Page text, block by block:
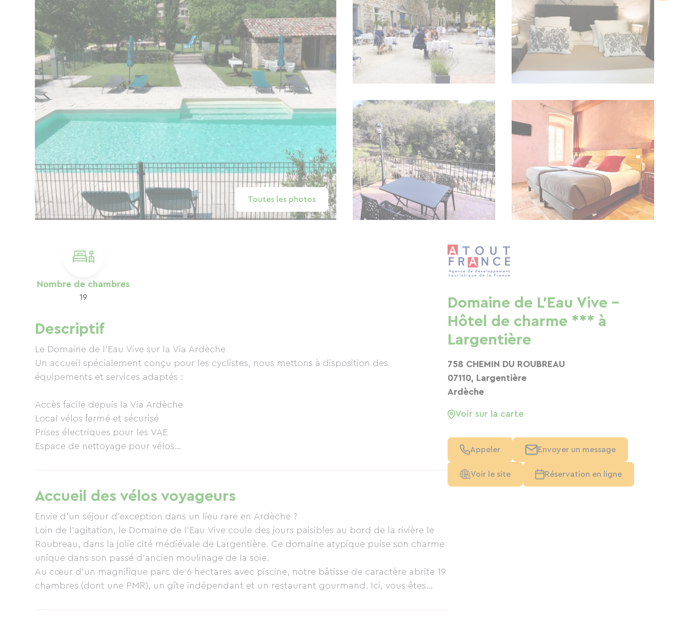
Toutes les photos
Nombre de chambres
19
Descriptif
Le Domaine de l’Eau Vive sur la Via Ardèche
Un accueil spécialement conçu pour les cyclistes, nous mettons à disposition des
équipements et services adaptés :
Accès facile depuis la Via Ardèche
Local vélos fermé et sécurisé
Prises électriques pour les VAE
Espace de nettoyage pour vélos
Location de vélos électriques (VAE) sur place
Notre équipe est disponible pour vous orienter aux parcours adaptés à votre niveau
Des chambres confortables pour une récupération optimale et des nuits réellement
réparatrices.
Vous entendrez le son mélodieux et doux de la rivière, très appréciée pour sa fraîcheur
Accueil des vélos voyageurs
Envie d'un séjour d'exception dans un lieu rare en Ardèche ?
Loin de l’agitation, le Domaine de l’Eau Vive coule des jours paisibles au bord de la rivière le
Roubreau, dans la jolie cité médiévale de Largentière. Ce domaine atypique puise son charme
unique dans son passé d’ancien moulinage de la soie.
Au cœur d'un magnifique parc de 6 hectares avec piscine, notre bâtisse de caractère abrite 19
chambres (dont une PMR), un gîte indépendant et un restaurant gourmand. Ici, vous êtes
Domaine de L'Eau Vive -
Hôtel de charme *** à
Largentière
758 CHEMIN DU ROUBREAU
07110, Largentière
Ardèche
Voir sur la carte
Appeler Envoyer un message
Voir le site Réservation en ligne